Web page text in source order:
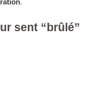
.
sent “brûlé”